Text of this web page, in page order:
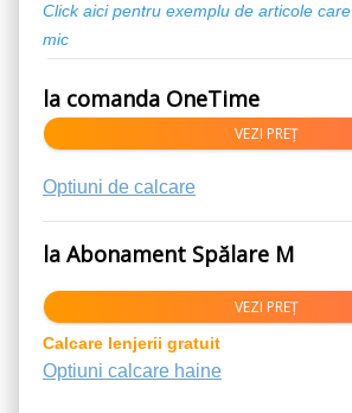
Click aici pentru exemplu de articole
mic
la comanda OneTime
VEZI PREȚ
Optiuni de calcare
la Abonament Spălare M
VEZI PREȚ
Calcare lenjerii gratuit
Optiuni calcare haine